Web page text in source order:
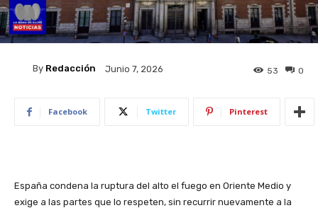
By Redacción Junio 7, 2026 0
53
Facebook Twitter Pinterest
​España condena la ruptura del alto el fuego en Oriente Medio y
exige a las partes que lo respeten, sin recurrir nuevamente a la